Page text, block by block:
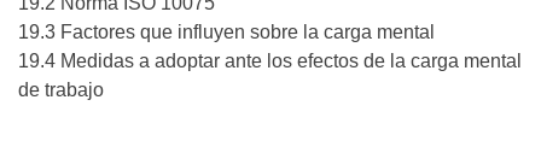
19.3 Factores que influyen sobre la carga mental
19.4 Medidas a adoptar ante los efectos de la carga mental
de trabajo